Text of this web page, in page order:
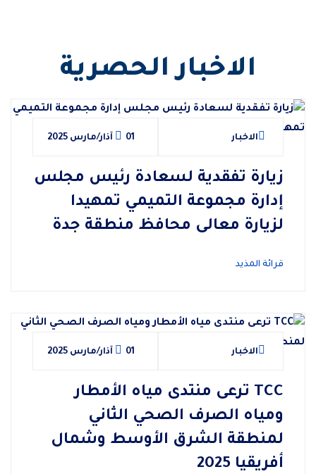
الاخبار الحصرية
زيارة تفقدية لسعادة رئيس مجلس
إدارة مجموعة التميمي تمهيدا
لزيارة معالى محافظ منطقة جدة
01 آذار/مارس 2025 الاخبار
قرائة المذيد
TCC ترعى منتدى مياه الأمطار
ومياه الصرف الصحي الثاني
لمنطقة الشرق الأوسط وشمال
أفريقيا 2025
01 آذار/مارس 2025 الاخبار